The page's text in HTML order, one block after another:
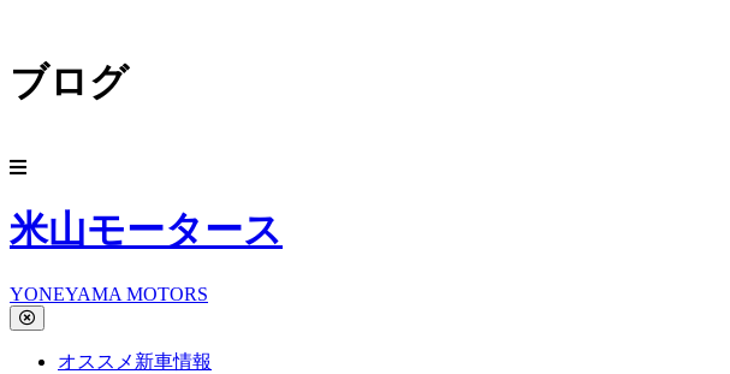
ブログ
米山モータース
YONEYAMA MOTORS
オススメ新車情報